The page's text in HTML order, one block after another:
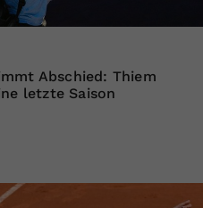
Abschied: Thiem
letzte Saison